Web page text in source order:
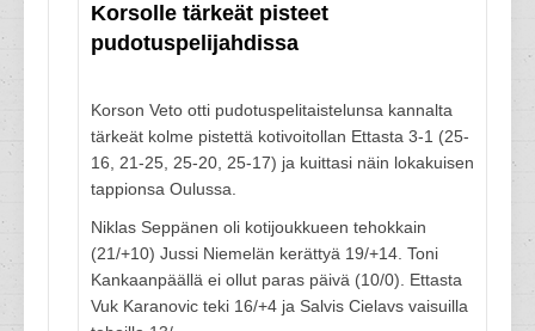
Korsolle tärkeät pisteet
pudotuspelijahdissa
Korson Veto otti pudotuspelitaistelunsa kannalta
tärkeät kolme pistettä kotivoitollan Ettasta 3-1 (25-
16, 21-25, 25-20, 25-17) ja kuittasi näin lokakuisen
tappionsa Oulussa.
Niklas Seppänen oli kotijoukkueen tehokkain
(21/+10) Jussi Niemelän kerättyä 19/+14. Toni
Kankaanpäällä ei ollut paras päivä (10/0). Ettasta
Vuk Karanovic teki 16/+4 ja Salvis Cielavs vaisuilla